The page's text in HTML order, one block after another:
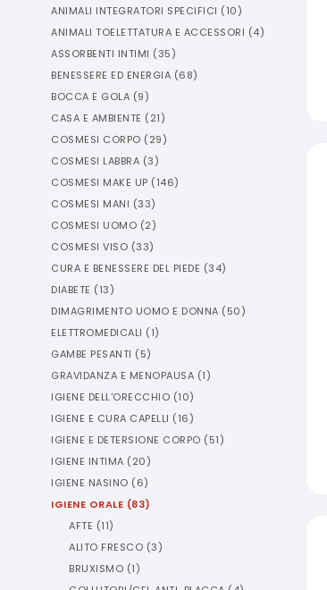
ANIMALI INTEGRATORI SPECIFICI (10)
ANIMALI TOELETTATURA E ACCESSORI (4)
ASSORBENTI INTIMI (35)
BENESSERE ED ENERGIA (68)
BOCCA E GOLA (9)
CASA E AMBIENTE (21)
COSMESI CORPO (29)
COSMESI LABBRA (3)
COSMESI MAKE UP (146)
COSMESI MANI (33)
COSMESI UOMO (2)
COSMESI VISO (33)
CURA E BENESSERE DEL PIEDE (34)
DIABETE (13)
DIMAGRIMENTO UOMO E DONNA (50)
ELETTROMEDICALI (1)
GAMBE PESANTI (5)
GRAVIDANZA E MENOPAUSA (1)
IGIENE DELL'ORECCHIO (10)
IGIENE E CURA CAPELLI (16)
IGIENE E DETERSIONE CORPO (51)
IGIENE INTIMA (20)
IGIENE NASINO (6)
IGIENE ORALE (83)
AFTE (11)
ALITO FRESCO (3)
BRUXISMO (1)